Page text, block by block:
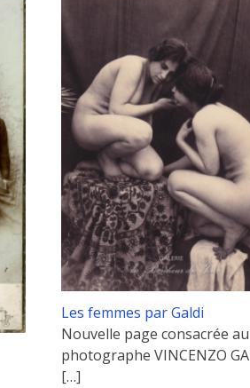
Les femmes par Galdi
Nouvelle page consacrée au
photographe VINCENZO
[…]